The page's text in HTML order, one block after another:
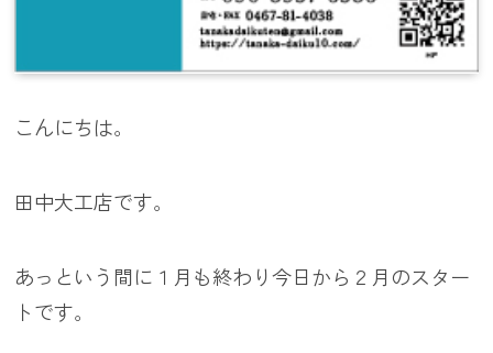
こんにちは。
田中大工店です。
あっという間に１月も終わり今日から２月のスター
トです。